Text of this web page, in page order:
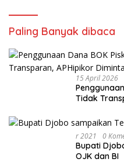
Paling Banyak dibaca
15 April 2026
Tidak
R 2021
0
Bupati
OJK dan BI